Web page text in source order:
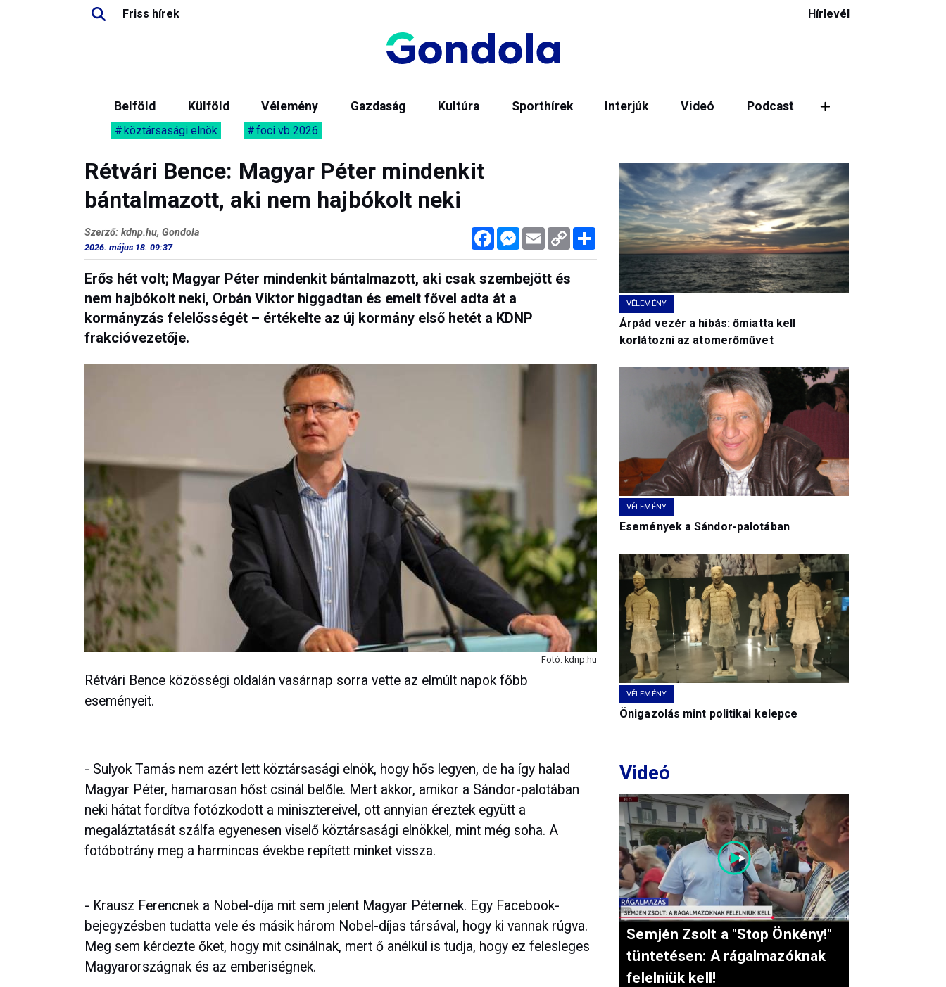
Friss hírek Hírlevél
Belföld Külföld Vélemény Gazdaság Kultúra Sporthírek Interjúk Videó Podcast
köztársasági elnök foci vb 2026
Rétvári Bence: Magyar Péter mindenkit
bántalmazott, aki nem hajbókolt neki
FacebookMessenger
Email Copy
Link
Megosztás
Szerző: kdnp.hu, Gondola
2026. május 18. 09:37
Erős hét volt; Magyar Péter mindenkit bántalmazott, aki csak szembejött és
nem hajbókolt neki, Orbán Viktor higgadtan és emelt fővel adta át a
kormányzás felelősségét – értékelte az új kormány első hetét a KDNP
frakcióvezetője.
Fotó: kdnp.hu
Rétvári Bence közösségi oldalán vasárnap sorra vette az elmúlt napok főbb
eseményeit.
- Sulyok Tamás nem azért lett köztársasági elnök, hogy hős legyen, de ha így halad
Magyar Péter, hamarosan hőst csinál belőle. Mert akkor, amikor a Sándor-palotában
neki hátat fordítva fotózkodott a minisztereivel, ott annyian éreztek együtt a
megaláztatását szálfa egyenesen viselő köztársasági elnökkel, mint még soha. A
fotóbotrány meg a harmincas évekbe repített minket vissza.
- Krausz Ferencnek a Nobel-díja mit sem jelent Magyar Péternek. Egy Facebook-
bejegyzésben tudatta vele és másik három Nobel-díjas társával, hogy ki vannak rúgva.
Meg sem kérdezte őket, hogy mit csinálnak, mert ő anélkül is tudja, hogy ez felesleges
Magyarországnak és az emberiségnek.
VÉLEMÉNY
Árpád vezér a hibás: őmiatta kell
korlátozni az atomerőművet
VÉLEMÉNY
Események a Sándor-palotában
VÉLEMÉNY
Önigazolás mint politikai kelepce
Videó
Semjén Zsolt a "Stop Önkény!"
tüntetésen: A rágalmazóknak
felelniük kell!